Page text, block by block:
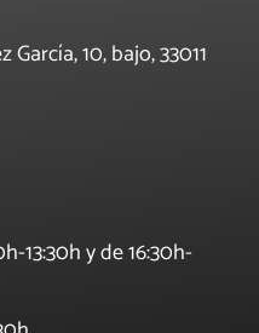
10, bajo, 33011
13:30h y de 16:30h-